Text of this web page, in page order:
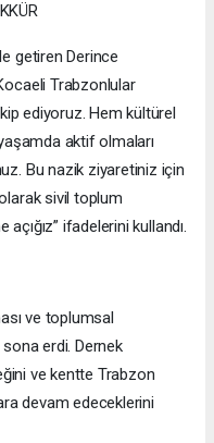
getiren Derince
Trabzonlular
ediyoruz. Hem kültürel
aktif olmaları
Bu nazik ziyaretiniz için
sivil toplum
ifadelerini kullandı.
ve toplumsal
sona erdi. Dernek
ve kentte Trabzon
devam edeceklerini